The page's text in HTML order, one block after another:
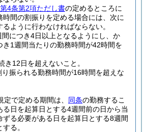
4条第2項ただし書の定めるところに
間の割振りを定める場合には、次に
ように行わなければならない。
につき4日以上となるようにし、か
き1週間当たりの勤務時間が42時間を
き12日を超えないこと。
振られる勤務時間が16時間を超えな
定で定める期間は、 同条の勤務するこ
る日を起算日とする4週間前の日から当
ずる必要がある日を起算日とする8週間
る。